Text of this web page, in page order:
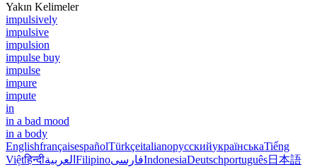
Yakın Kelimeler
impulsively
impulsive
impulsion
impulse buy
impulse
impure
impute
in
in a bad mood
in a body
EnglishfrançaisespañolTürkçeitalianoрусскийукраїнськаTiếng
Việtहिन्दीالعربية FilipinoفارسیIndonesiaDeutschportuguês日本語